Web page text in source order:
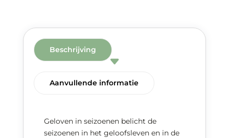
Beschrijving
Aanvullende informatie
Geloven in seizoenen belicht de
seizoenen in het geloofsleven en in de